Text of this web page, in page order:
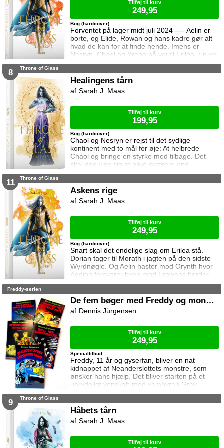
Forventet på lager midt juli 2024 ---- Aelin er
borte, og Elide, Rowan og hans kadre gør alt
hvad de kan for at finde hende. Imens er
Nesryn, Chaol og Yrene på vej til Erilea. En vej
der fører dem forbi Chaols barndomshjem
kæmper Aedion mod Erawans fremrykkende
styrker og sin vrede over den aftale Aelin og
Lysandra har indgået. Og Dorian og Manon
Bog (hardcover)
Tilføj til kurv
249,95
8 Throne of Glass
Healingens tårn
Chaol og Nesryn er rejst til det sydlige
kontinent med to mål for øje: At helbrede
Chaol og bringe en styrke med tilbage. Det
skal dog vise sig at blive sværere end
forventet, for khaganen, det sydlige kontinents
træffe en beslutning her og nu. Da en healer
bliver myrdet under mystiske omstændigheder,
frygter Chaol og Nesryn at Valkerne er fulgt
Bog (hardcover)
Sarah J. Maas
Tilføj til kurv
199,95
11 Throne of Glass
Askens rige
Snart skal det endelige slag om Erilea stå.
Dorian tager til Morath i jagten på den sidste
Wyrdnøgle. Og Aelin haster mod Orynth hvor
Aedion forsvarer byen mod Erawans horder.
Heldigvis er han ikke alene. Men kan deres
mod Erawans rædsler?
Bog (hardcover)
Sarah J. Maas
Tilføj til kurv
249,95
Freddy-serien
De fem bøger med Freddy og monstrene
Freddy, 11 år og gyserfan, bliver en nat
kidnappet af Neanderslottets monstre, som
ønsker hans hjælp. Det bliver starten på et
ubrydeligt venskab med vampyren Grev
Dracula, varulven Eddie, den hovedløse ridder
Boris, mumien Mummy og bøvsedragen Nitan.
Specialtilbud
Dennis Jürgensen
Tilføj til kurv
249,95
9 Throne of Glass
Håbets tårn
Sarah J. Maas
Tilføj til kurv